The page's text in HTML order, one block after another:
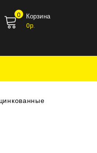
0
Корзина
0р.